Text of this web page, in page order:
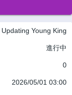
Updating Young King
進行中
0
2026/05/01 03:00